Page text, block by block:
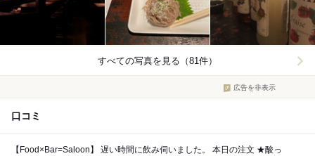
すべての写真を見る（81件）
広告を非表示
口コミ
【Food×Bar=Saloon】 遅い時間に飲み伺いました。 本日の注文 ★酸っ